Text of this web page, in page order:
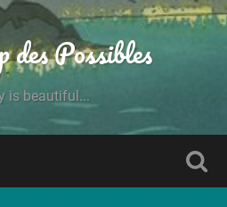
des Possibles
is beautiful...